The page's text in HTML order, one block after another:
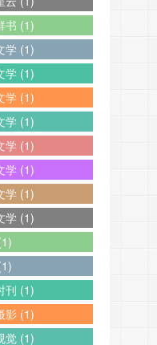
书 (1)
学 (1)
学 (1)
学 (1)
学 (1)
学 (1)
学 (1)
学 (1)
学 (1)
刊 (1)
影 (1)
觉 (1)